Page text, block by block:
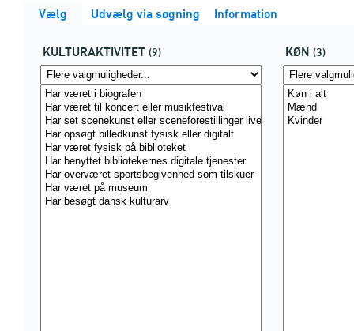
Vælg Udvælg via søgning Information
KULTURAKTIVITET (9) KØN (3)